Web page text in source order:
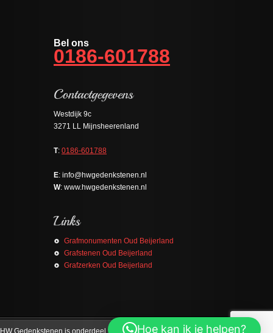
Bel ons
0186-601788
Westdijk 9c
3271 LL Mijnsheerenland
T: 0186-601788
E: info@hwgedenkstenen.nl
W: www.hwgedenkstenen.nl
Grafmonumenten Oud Beijerland
Grafstenen Oud Beijerland
Grafzerken Oud Beijerland
HW Gedenkstenen is onderdeel van Binnenmaas Natuursteen .
Hoe kan ik je helpen?